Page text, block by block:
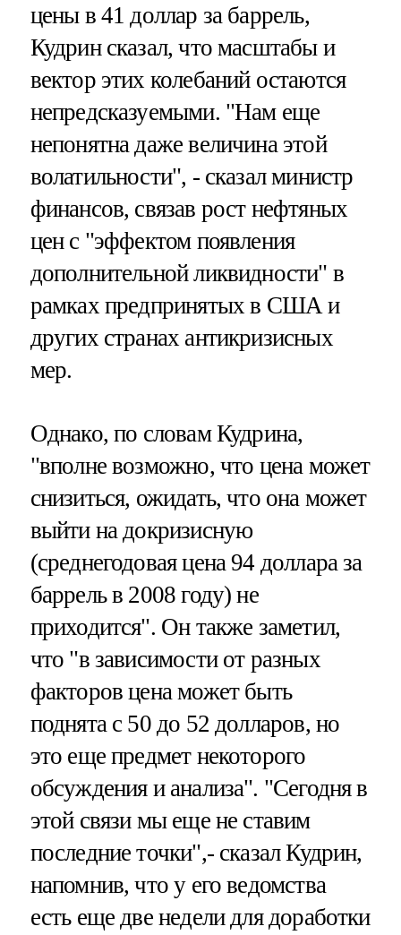
цены в 41 доллар за баррель,
Кудрин сказал, что масштабы и
вектор этих колебаний остаются
непредсказуемыми. "Нам еще
непонятна даже величина этой
волатильности", - сказал министр
финансов, связав рост нефтяных
цен с "эффектом появления
дополнительной ликвидности" в
рамках предпринятых в США и
других странах антикризисных
мер.
Однако, по словам Кудрина,
"вполне возможно, что цена может
снизиться, ожидать, что она может
выйти на докризисную
(среднегодовая цена 94 доллара за
баррель в 2008 году) не
приходится". Он также заметил,
что "в зависимости от разных
факторов цена может быть
поднята с 50 до 52 долларов, но
это еще предмет некоторого
обсуждения и анализа". "Сегодня в
этой связи мы еще не ставим
последние точки",- сказал Кудрин,
напомнив, что у его ведомства
есть еще две недели для доработки